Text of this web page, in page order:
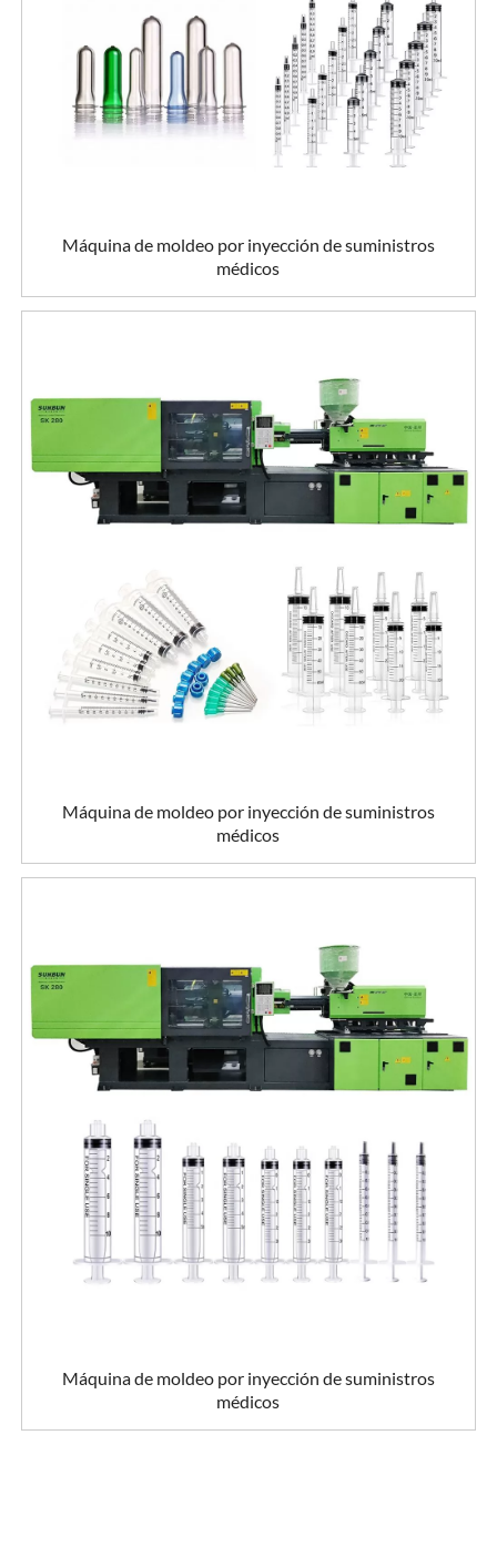
Máquina de moldeo por inyección de suministros
médicos
Máquina de moldeo por inyección de suministros
médicos
Máquina de moldeo por inyección de suministros
médicos